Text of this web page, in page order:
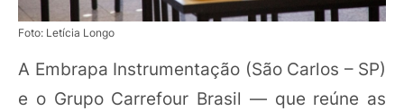
Foto: Letícia Longo
A Embrapa Instrumentação (São Carlos – SP)
e o Grupo Carrefour Brasil — que reúne as